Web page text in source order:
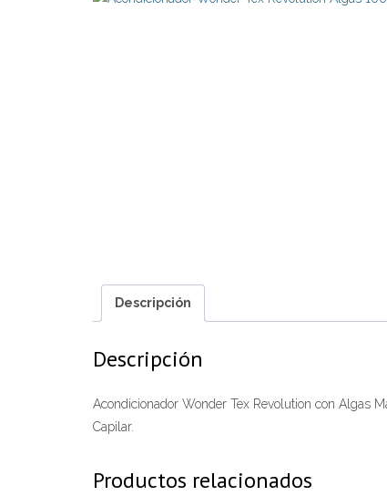
Descripción
Descripción
Acondicionador Wonder Tex Revolution con Algas
Capilar.
Productos relacionados